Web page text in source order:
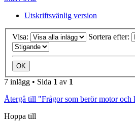
Utskriftsvänlig version
Visa: Sortera efter:
7 inlägg • Sida 1 av 1
Återgå till "Frågor som berör motor
Hoppa till